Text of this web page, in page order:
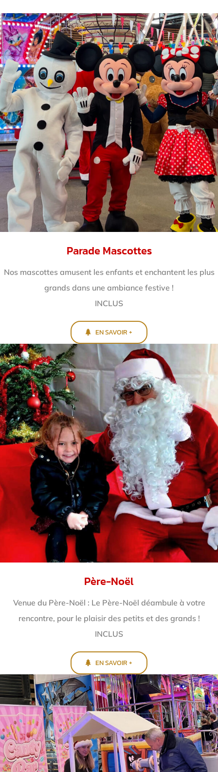
Parade Mascottes
Nos mascottes amusent les enfants et enchantent les plus
grands dans une ambiance festive !
INCLUS
EN SAVOIR +
Père-Noël
Venue du Père-Noël : Le Père-Noël déambule à votre
rencontre, pour le plaisir des petits et des grands !
INCLUS
EN SAVOIR +